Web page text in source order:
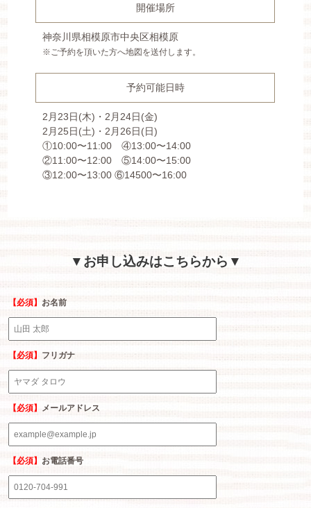
開催場所
神奈川県相模原市中央区相模原
※ご予約を頂いた方へ地図を送付します。
予約可能日時
2⽉23⽇(木)・2⽉24⽇(金)
2⽉25⽇(土)・2⽉26⽇(日)
①10:00〜11:00 ④13:00〜14:00
②11:00〜12:00 ⑤14:00〜15:00
③12:00〜13:00 ⑥14500〜16:00
▼お申し込みはこちらから▼
【必須】 お名前
【必須】 フリガナ
【必須】 メールアドレス
【必須】 お電話番号